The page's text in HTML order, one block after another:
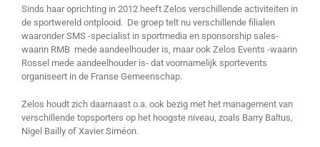
Sinds haar oprichting in 2012 heeft Zelos verschillende activiteiten in
de sportwereld ontplooid. De groep telt nu verschillende filialen
waaronder SMS -specialist in sportmedia en sponsorship sales-
waarin RMB mede aandeelhouder is, maar ook Zelos Events -waarin
Rossel mede aandeelhouder is- dat voornamelijk sportevents
organiseert in de Franse Gemeenschap.
Zelos houdt zich daarnaast o.a. ook bezig met het management van
verschillende topsporters op het hoogste niveau, zoals Barry Baltus,
Nigel Bailly of Xavier Siméon.